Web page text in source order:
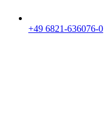
+49 6821-636076-0